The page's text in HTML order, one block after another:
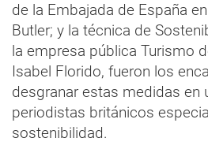
de la Embajada de España
Butler; y la técnica de
la empresa pública Turismo
Isabel Florido, fueron los
desgranar estas medidas en
periodistas británicos
sostenibilidad.